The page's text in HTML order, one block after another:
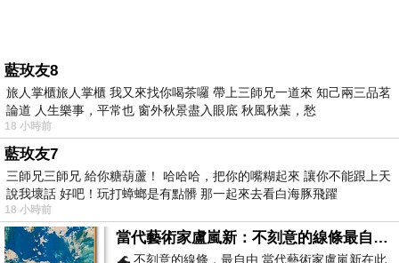
藍玫友8
旅人掌櫃旅人掌櫃 我又來找你喝茶囉 帶上三師兄一道來 知己兩三品茗
論道 人生樂事，平常也 窗外秋景盡入眼底 秋風秋葉，愁
18 小時前
藍玫友7
三師兄三師兄 給你糖葫蘆！ 哈哈哈，把你的嘴糊起來 讓你不能跟上天
說我壞話 好吧！玩打蟑螂是有點髒 那一起來去看白海豚飛躍
18 小時前
當代藝術家盧嵐新：不刻意的線條最自由，讓色彩流動、筆觸自己說話
🌊 不刻意的線條，最自由 當代藝術家盧嵐新在此